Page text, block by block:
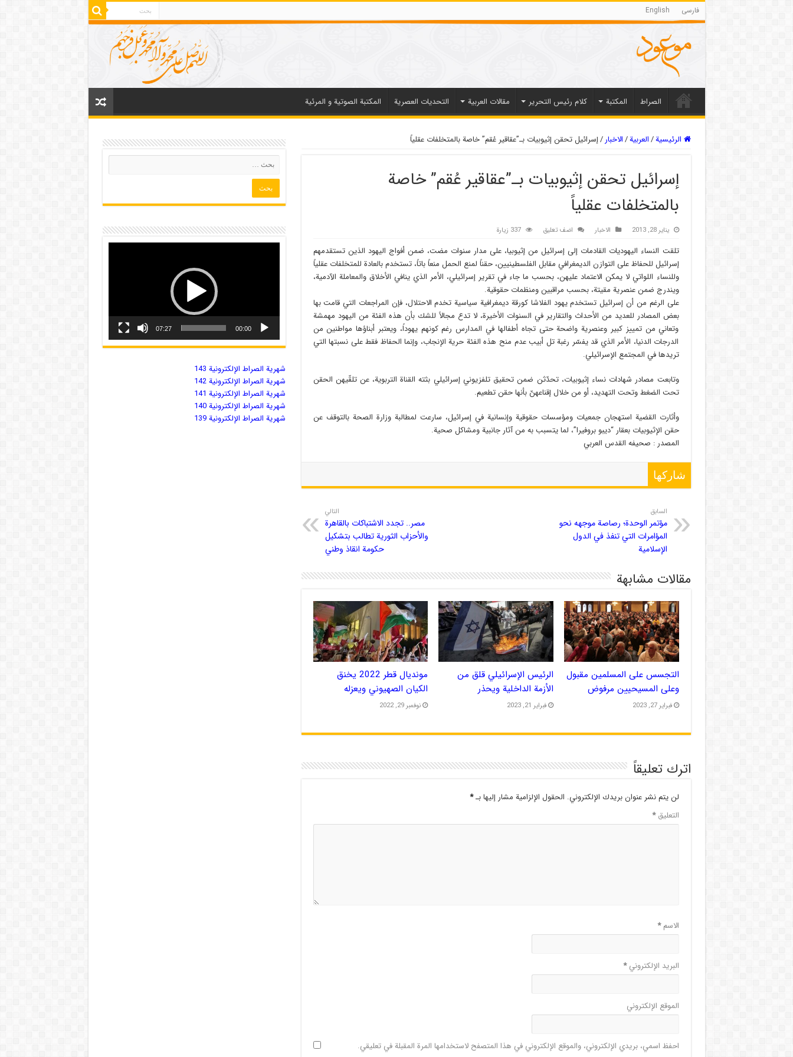
فارسی English
الصراط المکتبة كلام رئيس التحرير مقالات العربیة التحديات العصرية المكتبة الصوتية و المرئية
الرئيسية/العربیة/الاخبار /إسرائيل تحقن إثيوبيات بـ”عقاقير عُقم” خاصة بالمتخلفات عقلياً
إسرائيل تحقن إثيوبيات بـ”عقاقير عُقم” خاصة
بالمتخلفات عقلياً
يناير 28, 2013 الاخبار اضف تعليق 337 زيارة
تلقت النساء اليهوديات القادمات إلى إسرائيل من إثيوبيا، على مدار سنوات مضت، ضمن أفواج اليهود الذين تستقدمهم
إسرائيل للحفاظ على التوازن الديمغرافي مقابل الفلسطينيين، حقناً لمنع الحمل منعاً باتاً، تستخدم بالعادة للمتخلفات عقلياً
وللنساء اللواتي لا يمكن الاعتماد عليهن، بحسب ما جاء في تقرير إسرائيلي، الأمر الذي ينافي الأخلاق والمعاملة الآدمية،
ويندرج ضمن عنصرية مقيتة، بحسب مراقبين ومنظمات حقوقية.
على الرغم من أن إسرائيل تستخدم يهود الفلاشا كورقة ديمغرافية سياسية تخدم الاحتلال، فإن المراجعات التي قامت بها
بعض المصادر للعديد من الأحداث والتقارير في السنوات الأخيرة، لا تدع مجالاً للشك بأن هذه الفئة من اليهود مهمشة
وتعاني من تمييز كبير وعنصرية واضحة حتى تجاه أطفالها في المدارس رغم كونهم يهوداً، ويعتبر أبناؤها مواطنين من
الدرجات الدنيا، الأمر الذي قد يفسّر رغبة تل أبيب عدم منح هذه الفئة حرية الإنجاب، وإنما الحفاظ فقط على نسبتها التي
تريدها في المجتمع الإسرائيلي.
وتابعت مصادر شهادات نساء إثيوبيات، تحدّثن ضمن تحقيق تلفزيوني إسرائيلي بثته القناة التربوية، عن تلقّيهن الحقن
تحت الضغط وتحت التهديد، أو من خلال إقناعهنّ بأنها حقن تطعيم.
وأثارت القضية استهجان جمعيات ومؤسسات حقوقية وإنسانية في إسرائيل، سارعت لمطالبة وزارة الصحة بالتوقف عن
حقن الإثيوبيات بعقار “ديبو بروفيرا”، لما يتسبب به من آثار جانبية ومشاكل صحية.
المصدر : صحيفه القدس العربي
شاركها
السابق
مؤتمر الوحدة؛ رصاصة موجهه نحو
المؤامرات التي تنفذ في الدول
الإسلامية
التالي
مصر.. تجدد الاشتباكات بالقاهرة
والأحزاب الثورية تطالب بتشكيل
حكومة انقاذ وطني
مقالات مشابهة
التجسس على المسلمين مقبول
وعلى المسيحيين مرفوض
فبراير 27, 2023
الرئيس الإسرائيلي قلق من
الأزمة الداخلية ويحذر
فبراير 21, 2023
مونديال قطر 2022 يخنق
الكيان الصهيوني ويعزله
نوفمبر 29, 2022
اترك تعليقاً
لن يتم نشر عنوان بريدك الإلكتروني. الحقول الإلزامية مشار إليها بـ*
التعليق*
الاسم*
البريد الإلكتروني*
الموقع الإلكتروني
احفظ اسمي، بريدي الإلكتروني، والموقع الإلكتروني في هذا المتصفح لاستخدامها المرة المقبلة في تعليقي.
00:00
07:27
شهریة الصراط الإلكترونية 143
شهریة الصراط الإلكترونية 142
شهریة الصراط الإلكترونية 141
شهریة الصراط الإلكترونية 140
شهریة الصراط الإلكترونية 139